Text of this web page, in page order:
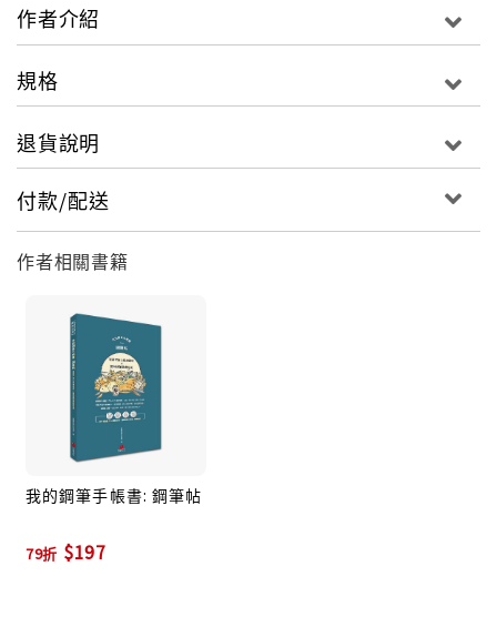
作者介紹
規格
退貨說明
付款/配送
作者相關書籍
我的鋼筆手帳書: 鋼筆帖
79折 $197